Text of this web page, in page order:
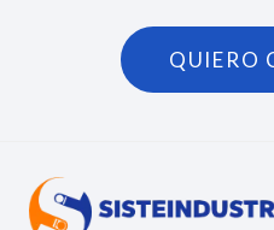
QUIERO